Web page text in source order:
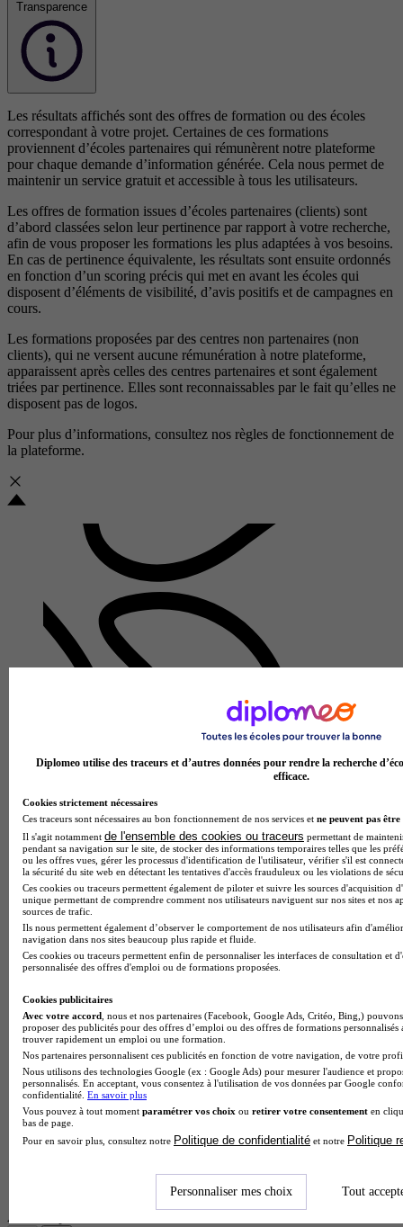
Transparence
Les résultats affichés sont des offres de formation ou des écoles
correspondant à votre projet. Certaines de ces formations
proviennent d’écoles partenaires qui rémunèrent notre plateforme
pour chaque demande d’information générée. Cela nous permet de
maintenir un service gratuit et accessible à tous les utilisateurs.
Les offres de formation issues d’écoles partenaires (clients) sont
d’abord classées selon leur pertinence par rapport à votre recherche,
afin de vous proposer les formations les plus adaptées à vos besoins.
En cas de pertinence équivalente, les résultats sont ensuite ordonnés
en fonction d’un scoring précis qui met en avant les écoles qui
disposent d’éléments de visibilité, d’avis positifs et de campagnes en
cours.
Les formations proposées par des centres non partenaires (non
clients), qui ne versent aucune rémunération à notre plateforme,
apparaissent après celles des centres partenaires et sont également
triées par pertinence. Elles sont reconnaissables par le fait qu’elles ne
disposent pas de logos.
Pour plus d’informations, consultez nos règles de fonctionnement de
la plateforme.
Lycée professionnel Ferdinand Foch
Aucun avis
Rodez
Afficher plus de résultats
Diplomeo utilise des traceurs et d’autres données pour rendre la recherche
efficace.
Cookies strictement nécessaires
Ces traceurs sont nécessaires au bon fonctionnement de nos services et ne peuvent pas être
Il s'agit notamment de l'ensemble des cookies ou traceurs permettant de
pendant sa navigation sur le site, de stocker des informations temporaires telles que les
ou les offres vues, gérer les processus d'identification de l'utilisateur, vérifier s'il est
la sécurité du site web en détectant les tentatives d'accès frauduleux ou les violations de
Ces cookies ou traceurs permettent également de piloter et suivre les sources d'acquisition
unique permettant de comprendre comment nos utilisateurs naviguent sur nos sites et nos
sources de trafic.
Ils nous permettent également d’observer le comportement de nos utilisateurs afin
navigation dans nos sites beaucoup plus rapide et fluide.
Ces cookies ou traceurs permettent enfin de personnaliser les interfaces de consultation et
personnalisée des offres d'emploi ou de formations proposées.
Cookies publicitaires
Avec votre accord , nous et nos partenaires (Facebook, Google Ads, Critéo, Bing,)
proposer des publicités pour des offres d’emploi ou des offres de formations
trouver rapidement un emploi ou une formation.
Nos partenaires personnalisent ces publicités en fonction de votre navigation, de votre
Nous utilisons des technologies Google (ex : Google Ads) pour mesurer l'audience et
personnalisés. En acceptant, vous consentez à l'utilisation de vos données par Google
confidentialité. En savoir plus
Vous pouvez à tout moment paramétrer vos choix ou retirer votre consentement en
bas de page.
Pour en savoir plus, consultez notre Politique de confidentialité et notre Politique
Personnaliser mes choix Tout